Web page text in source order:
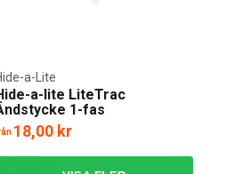
a-lite LiteTrac
1-fas
a-Lite
18,00 kr